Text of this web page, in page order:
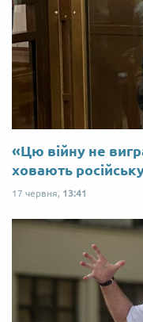
«Цю війну не
ховають
17 червня, 13:41